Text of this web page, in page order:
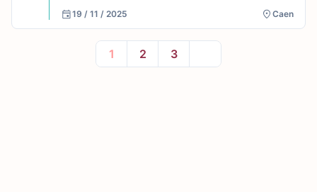
19 / 11 / 2025 Caen
1 2 3